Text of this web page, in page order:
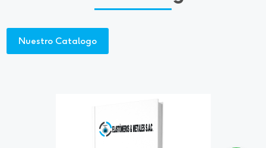
Nuestro Catalogo